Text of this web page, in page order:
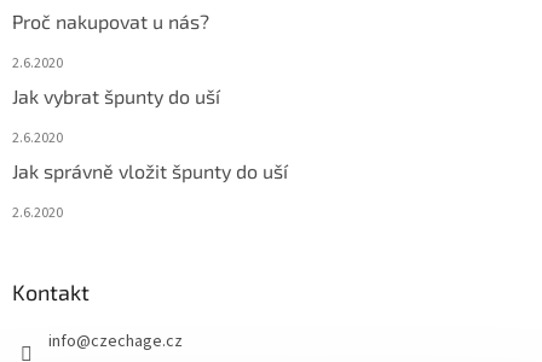
Proč nakupovat u nás?
2.6.2020
Jak vybrat špunty do uší
2.6.2020
Jak správně vložit špunty do uší
2.6.2020
Kontakt
info@czechage.cz